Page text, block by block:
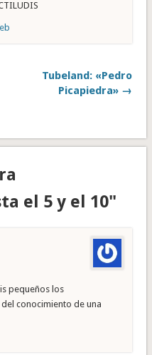
Tubeland: «Pedro
Picapiedra» →
el 5 y el 10"
pequeños los
conocimiento de una